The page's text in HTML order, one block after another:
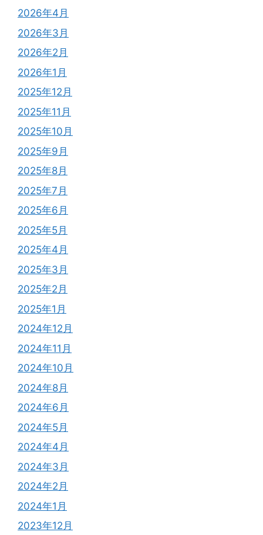
2026年4月
2026年3月
2026年2月
2026年1月
2025年12月
2025年11月
2025年10月
2025年9月
2025年8月
2025年7月
2025年6月
2025年5月
2025年4月
2025年3月
2025年2月
2025年1月
2024年12月
2024年11月
2024年10月
2024年8月
2024年6月
2024年5月
2024年4月
2024年3月
2024年2月
2024年1月
2023年12月